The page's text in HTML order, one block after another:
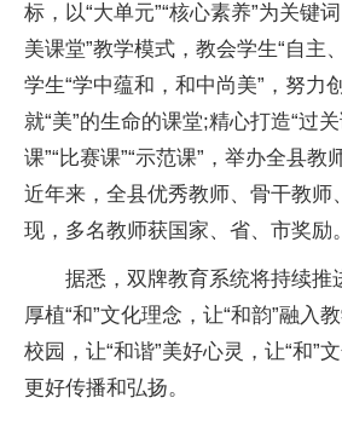
标，以“大单元”“核心素养”为关键
美课堂”教学模式，教会学生“自主
学生“学中蕴和，和中尚美”，努力
就“美”的生命的课堂;精心打造“过关
课”“比赛课”“示范课”，举办全县教
近年来，全县优秀教师、骨干教师
现，多名教师获国家、省、市奖励。
据悉，双牌教育系统将持续推
厚植“和”文化理念，让“和韵”融入
校园，让“和谐”美好心灵，让“和”
更好传播和弘扬。